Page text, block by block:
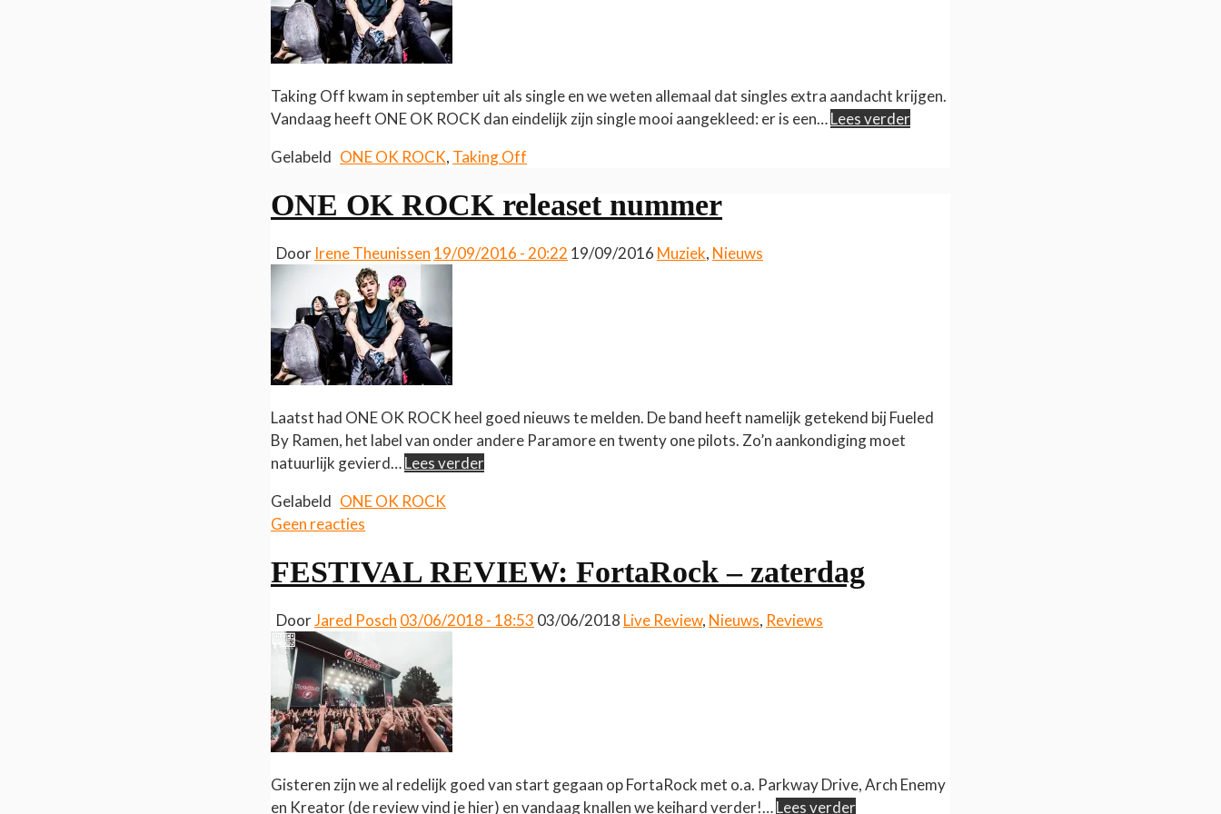
Taking Off kwam in september uit als single en we weten allemaal dat singles extra aandacht krijgen.
Vandaag heeft ONE OK ROCK dan eindelijk zijn single mooi aangekleed: er is een…Lees verder
Gelabeld ONE OK ROCK, Taking Off
ONE OK ROCK releaset nummer
Door Irene Theunissen 19/09/2016 - 20:22 19/09/2016 Muziek, Nieuws
Laatst had ONE OK ROCK heel goed nieuws te melden. De band heeft namelijk getekend bij Fueled
By Ramen, het label van onder andere Paramore en twenty one pilots. Zo’n aankondiging moet
natuurlijk gevierd…Lees verder
Gelabeld ONE OK ROCK
Geen reacties
FESTIVAL REVIEW: FortaRock – zaterdag
DoorJared Posch 03/06/2018 - 18:53 03/06/2018 Live Review, Nieuws, Reviews
Gisteren zijn we al redelijk goed van start gegaan op FortaRock met o.a. Parkway Drive, Arch Enemy
en Kreator (de review vind je hier) en vandaag knallen we keihard verder!…Lees verder